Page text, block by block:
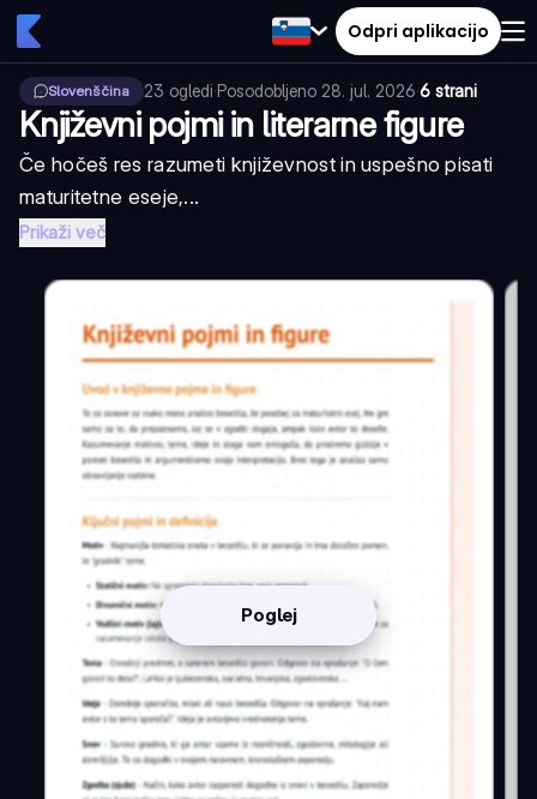
Odpri aplikacijo
Slovenščina 23 ogledi·Posodobljeno 28. jul. 2026·6 strani
Književni pojmi in literarne figure
Če hočeš res razumeti književnost in uspešno pisati
maturitetne eseje,...
Prikaži več
Poglej